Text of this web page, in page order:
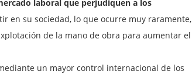
laboral que perjudiquen a los
en su sociedad, lo que ocurre muy raramente,
de la mano de obra para aumentar el
un mayor control internacional de los